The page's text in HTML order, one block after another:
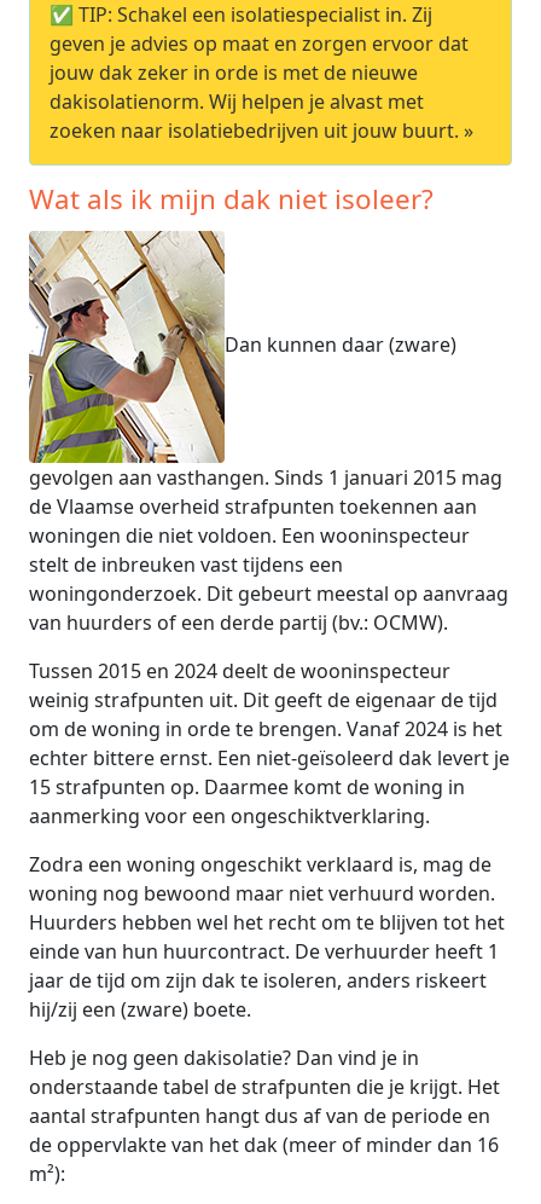
✅ TIP: Schakel een isolatiespecialist in. Zij
geven je advies op maat en zorgen ervoor dat
jouw dak zeker in orde is met de nieuwe
dakisolatienorm. Wij helpen je alvast met
zoeken naar isolatiebedrijven uit jouw buurt. »
Wat als ik mijn dak niet isoleer?
Dan kunnen daar (zware)
gevolgen aan vasthangen. Sinds 1 januari 2015 mag
de Vlaamse overheid strafpunten toekennen aan
woningen die niet voldoen. Een wooninspecteur
stelt de inbreuken vast tijdens een
woningonderzoek. Dit gebeurt meestal op aanvraag
van huurders of een derde partij (bv.: OCMW).
Tussen 2015 en 2024 deelt de wooninspecteur
weinig strafpunten uit. Dit geeft de eigenaar de tijd
om de woning in orde te brengen. Vanaf 2024 is het
echter bittere ernst. Een niet-geïsoleerd dak levert je
15 strafpunten op. Daarmee komt de woning in
aanmerking voor een ongeschiktverklaring.
Zodra een woning ongeschikt verklaard is, mag de
woning nog bewoond maar niet verhuurd worden.
Huurders hebben wel het recht om te blijven tot het
einde van hun huurcontract. De verhuurder heeft 1
jaar de tijd om zijn dak te isoleren, anders riskeert
hij/zij een (zware) boete.
Heb je nog geen dakisolatie? Dan vind je in
onderstaande tabel de strafpunten die je krijgt. Het
aantal strafpunten hangt dus af van de periode en
de oppervlakte van het dak (meer of minder dan 16
m²):